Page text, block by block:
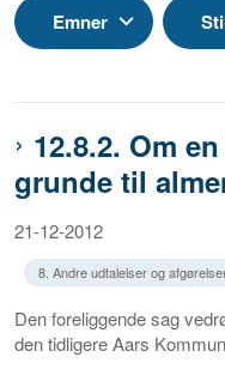
Emner
12.8.2. Om
grunde til
21-12-2012
8. Andre udtalelser og
Den foreliggende sag
den tidligere Aars